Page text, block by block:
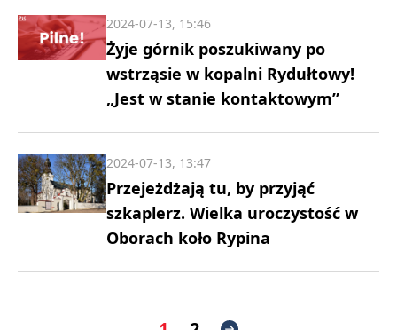
Żyje górnik poszukiwany po
wstrząsie w kopalni Rydułtowy!
„Jest w stanie kontaktowym”
2024-07-13, 15:46
Przejeżdżają tu, by przyjąć
szkaplerz. Wielka uroczystość w
Oborach koło Rypina
2024-07-13, 13:47